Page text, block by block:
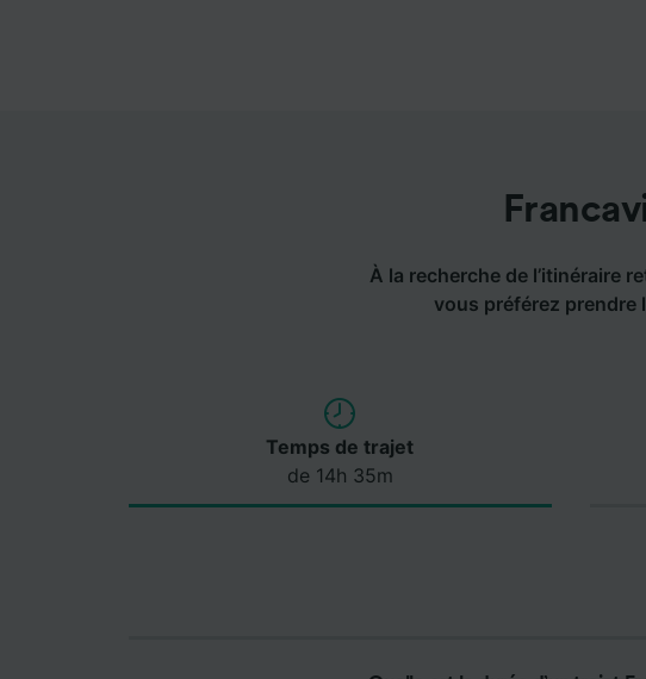
À la recherche de l’itinéraire
vous préférez prendre
Temps de trajet
de 14h 35m